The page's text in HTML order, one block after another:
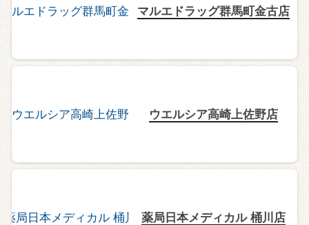
マルエドラッグ群馬町金古店
ウエルシア高崎上佐野店
薬局日本メディカル 桶川店